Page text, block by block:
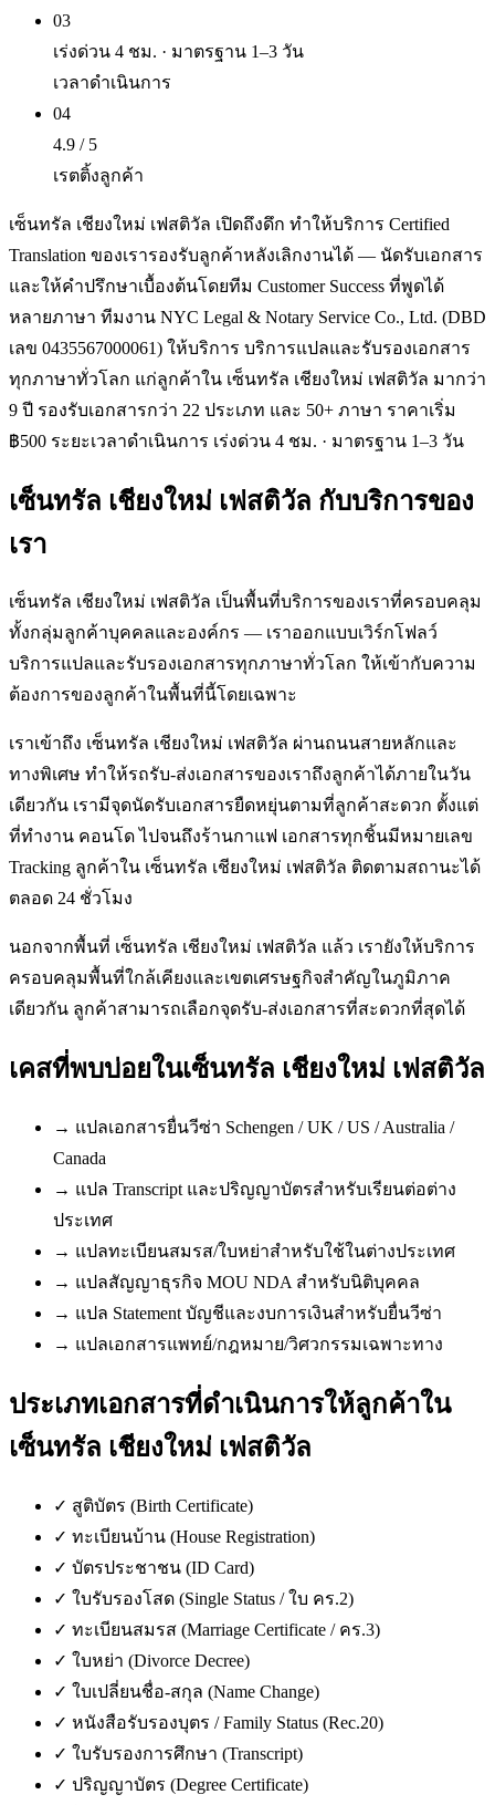
03
เร่งด่วน 4 ชม. · มาตรฐาน 1–3 วัน
เวลาดำเนินการ
04
4.9 / 5
เรตติ้งลูกค้า
เซ็นทรัล เชียงใหม่ เฟสติวัล เปิดถึงดึก ทำให้บริการ Certified
Translation ของเรารองรับลูกค้าหลังเลิกงานได้ — นัดรับเอกสาร
และให้คำปรึกษาเบื้องต้นโดยทีม Customer Success ที่พูดได้
หลายภาษา ทีมงาน NYC Legal & Notary Service Co., Ltd. (DBD
เลข 0435567000061) ให้บริการ บริการแปลและรับรองเอกสาร
ทุกภาษาทั่วโลก แก่ลูกค้าใน เซ็นทรัล เชียงใหม่ เฟสติวัล มากว่า
9 ปี รองรับเอกสารกว่า 22 ประเภท และ 50+ ภาษา ราคาเริ่ม
฿500 ระยะเวลาดำเนินการ เร่งด่วน 4 ชม. · มาตรฐาน 1–3 วัน
เซ็นทรัล เชียงใหม่ เฟสติวัล กับบริการของ
เรา
เซ็นทรัล เชียงใหม่ เฟสติวัล เป็นพื้นที่บริการของเราที่ครอบคลุม
ทั้งกลุ่มลูกค้าบุคคลและองค์กร — เราออกแบบเวิร์กโฟลว์
บริการแปลและรับรองเอกสารทุกภาษาทั่วโลก ให้เข้ากับความ
ต้องการของลูกค้าในพื้นที่นี้โดยเฉพาะ
เราเข้าถึง เซ็นทรัล เชียงใหม่ เฟสติวัล ผ่านถนนสายหลักและ
ทางพิเศษ ทำให้รถรับ-ส่งเอกสารของเราถึงลูกค้าได้ภายในวัน
เดียวกัน เรามีจุดนัดรับเอกสารยืดหยุ่นตามที่ลูกค้าสะดวก ตั้งแต่
ที่ทำงาน คอนโด ไปจนถึงร้านกาแฟ เอกสารทุกชิ้นมีหมายเลข
Tracking ลูกค้าใน เซ็นทรัล เชียงใหม่ เฟสติวัล ติดตามสถานะได้
ตลอด 24 ชั่วโมง
นอกจากพื้นที่ เซ็นทรัล เชียงใหม่ เฟสติวัล แล้ว เรายังให้บริการ
ครอบคลุมพื้นที่ใกล้เคียงและเขตเศรษฐกิจสำคัญในภูมิภาค
เดียวกัน ลูกค้าสามารถเลือกจุดรับ-ส่งเอกสารที่สะดวกที่สุดได้
เคสที่พบบ่อยในเซ็นทรัล เชียงใหม่ เฟสติวัล
→ แปลเอกสารยื่นวีซ่า Schengen / UK / US / Australia /
Canada
→ แปล Transcript และปริญญาบัตรสำหรับเรียนต่อต่าง
ประเทศ
→ แปลทะเบียนสมรส/ใบหย่าสำหรับใช้ในต่างประเทศ
→ แปลสัญญาธุรกิจ MOU NDA สำหรับนิติบุคคล
→ แปล Statement บัญชีและงบการเงินสำหรับยื่นวีซ่า
→ แปลเอกสารแพทย์/กฎหมาย/วิศวกรรมเฉพาะทาง
ประเภทเอกสารที่ดำเนินการให้ลูกค้าใน
เซ็นทรัล เชียงใหม่ เฟสติวัล
✓ สูติบัตร (Birth Certificate)
✓ ทะเบียนบ้าน (House Registration)
✓ บัตรประชาชน (ID Card)
✓ ใบรับรองโสด (Single Status / ใบ คร.2)
✓ ทะเบียนสมรส (Marriage Certificate / คร.3)
✓ ใบหย่า (Divorce Decree)
✓ ใบเปลี่ยนชื่อ-สกุล (Name Change)
✓ หนังสือรับรองบุตร / Family Status (Rec.20)
✓ ใบรับรองการศึกษา (Transcript)
✓ ปริญญาบัตร (Degree Certificate)